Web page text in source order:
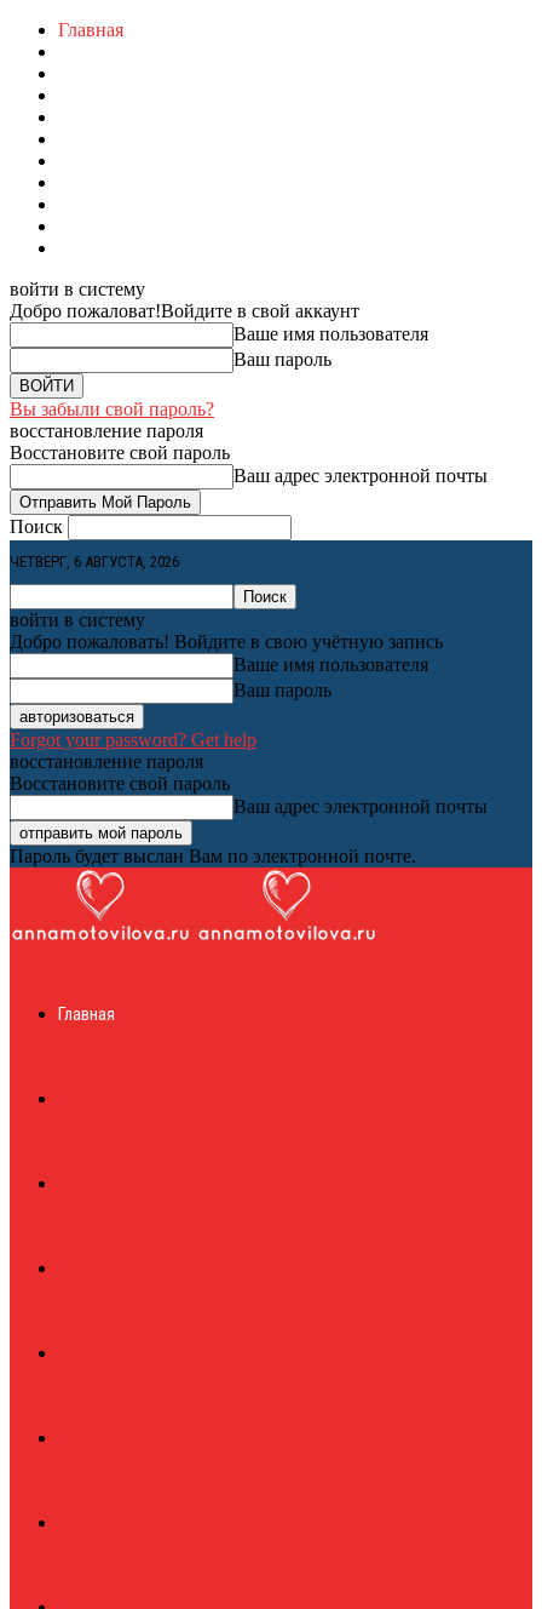
Главная
войти в систему
Добро пожаловат!Войдите в свой аккаунт
Ваше имя пользователя
Ваш пароль
Вы забыли свой пароль?
восстановление пароля
Восстановите свой пароль
Ваш адрес электронной почты
Поиск
ЧЕТВЕРГ, 6 АВГУСТА, 2026
войти в систему
Добро пожаловать! Войдите в свою учётную запись
Ваше имя пользователя
Ваш пароль
Forgot your password? Get help
восстановление пароля
Восстановите свой пароль
Ваш адрес электронной почты
Пароль будет выслан Вам по электронной почте.
журналГлавная